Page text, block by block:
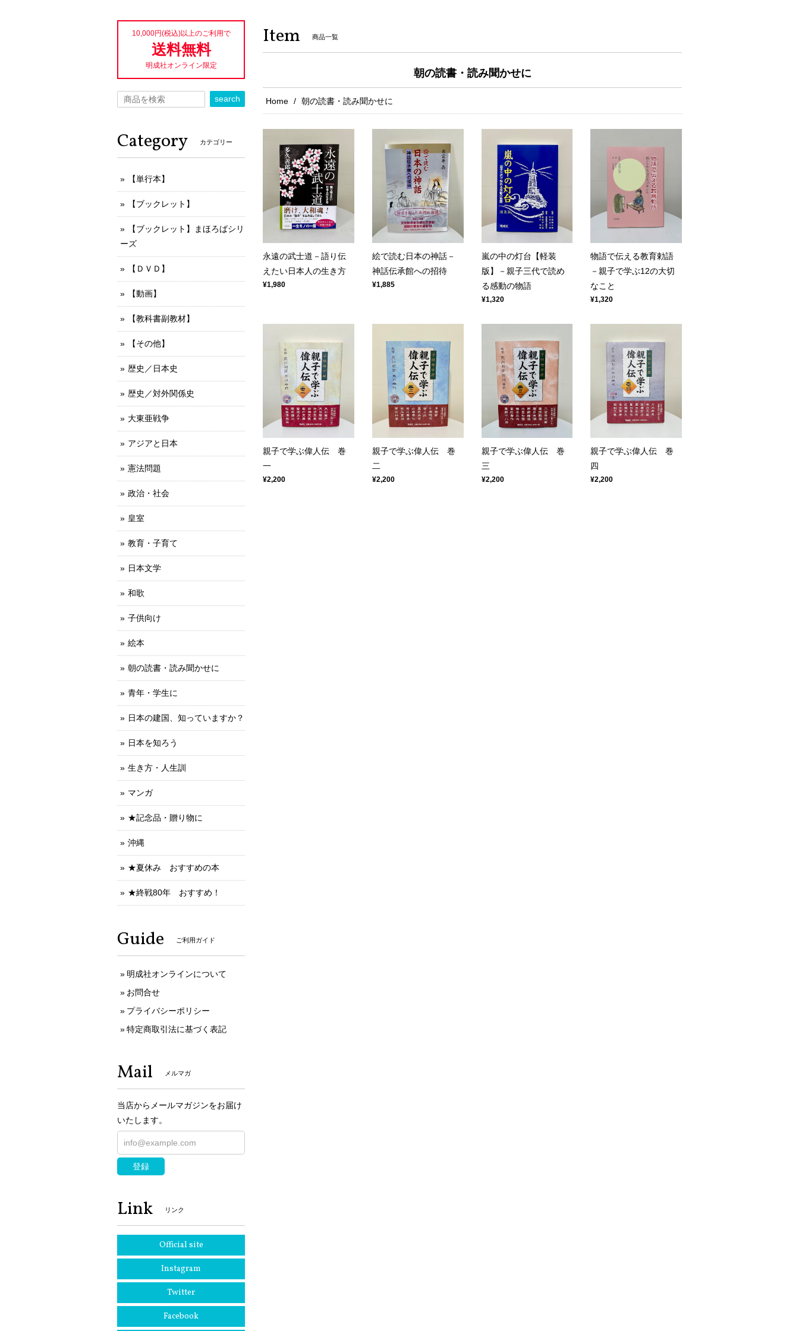
Item 商品一覧
朝の読書・読み聞かせに
Home 朝の読書・読み聞かせに
永遠の武士道－語り伝
えたい日本人の生き方
¥1,980
絵で読む日本の神話－
神話伝承館への招待
¥1,885
嵐の中の灯台【軽装
版】－親子三代で読め
る感動の物語
¥1,320
物語で伝える教育勅語
－親子で学ぶ12の大切
なこと
¥1,320
親子で学ぶ偉人伝 巻
一
¥2,200
親子で学ぶ偉人伝 巻
二
¥2,200
親子で学ぶ偉人伝 巻
三
¥2,200
親子で学ぶ偉人伝 巻
四
¥2,200
10,000円(税込)以上のご利用で
送料無料
明成社オンライン限定
search
Category カテゴリー
【単行本】
【ブックレット】
【ブックレット】まほろばシリ
ーズ
【ＤＶＤ】
【動画】
【教科書副教材】
【その他】
歴史／日本史
歴史／対外関係史
大東亜戦争
アジアと日本
憲法問題
政治・社会
皇室
教育・子育て
日本文学
和歌
子供向け
絵本
朝の読書・読み聞かせに
青年・学生に
日本の建国、知っていますか？
日本を知ろう
生き方・人生訓
マンガ
★記念品・贈り物に
沖縄
★夏休み おすすめの本
★終戦80年 おすすめ！
Guide ご利用ガイド
明成社オンラインについて
お問合せ
プライバシーポリシー
特定商取引法に基づく表記
Mail メルマガ
当店からメールマガジンをお届け
いたします。
登録
Link リンク
Official site
Instagram
Twitter
Facebook